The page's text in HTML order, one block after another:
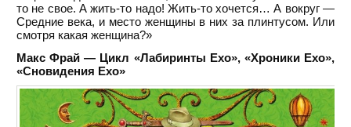
то не свое. А жить-то надо! Жить-то хочется… А вокруг —
Средние века, и место женщины в них за плинтусом. Или
смотря какая женщина?»
Макс Фрай — Цикл «Лабиринты Ехо», «Хроники Ехо»,
«Сновидения Ехо»